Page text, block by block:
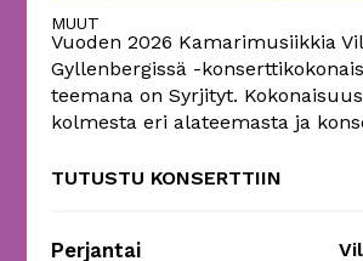
MUUT
Vuoden 2026 Kamarimusiikkia
Gyllenbergissä -
teemana on Syrjityt.
kolmesta eri alateemasta ja
TUTUSTU KONSERTTIIN
Perjantai